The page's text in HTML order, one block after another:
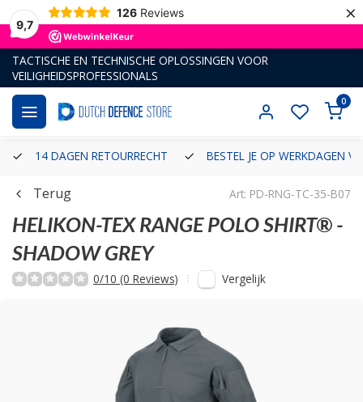
9,7
126 Reviews ×
TACTISCHE EN TECHNISCHE OPLOSSINGEN VOOR
VEILIGHEIDSPROFESSIONALS
0
14 DAGEN RETOURRECHT BESTEL JE OP WERKDAGEN
Terug Art: PD-RNG-TC-35-B07
HELIKON-TEX RANGE POLO SHIRT® -
SHADOW GREY
0/10 (0 Reviews) Vergelijk